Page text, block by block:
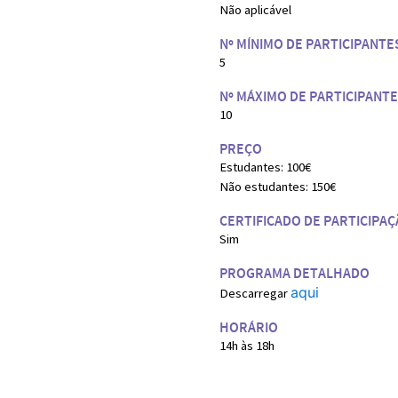
Não aplicável
Nº MÍNIMO DE
5
Nº MÁXIMO DE
10
PREÇO
Estudantes: 100€
Não estudantes: 150€
CERTIFICADO DE
Sim
PROGRAMA DETALHADO
Descarregaraqui
HORÁRIO
14h às 18h